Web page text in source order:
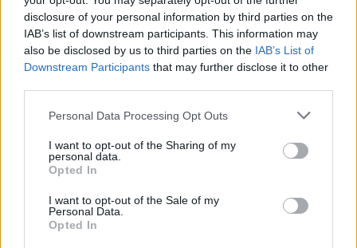
disclosure of your personal information by third parties on the
IAB’s list of downstream participants. This information may
also be disclosed by us to third parties on the IAB’s List of
Downstream Participants that may further disclose it to other
Personal Data Processing Opt Outs
I want to opt-out of the Sharing of my
personal data.
Opted In
I want to opt-out of the Sale of my
Personal Data.
Opted In
ИСТОРИСКО ОБЕДИНУВАЊЕ НА
МАКЕДОНЦИТЕ ВО СРБИЈА:
ФОРМИРАН МАКЕДОНСКИОТ
НАЦИОНАЛЕН СОЈУЗ
Ахмети кажа што го мачи:
СЛУШАМ, САКААТ ДА СЕ СУДИ
ЗА ВОЕНИТЕ ЗЛОСТРОСТВА НА
УЧК...
УЛЦИЊ Е АЛБАНСКИ, ЌЕ ГО
Црна Гора
ТЕМПЕРАТУРАТА ВО СРЕДА ЌЕ